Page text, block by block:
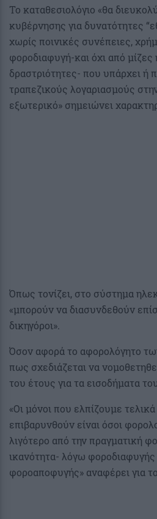
Το καταθεσιολόγιο «θα
κυβέρνησης για δυνατότητες
χωρίς ποινικές συνέπειες,
φοροδιαφυγή-και όχι από
δραστριότητες- που υπάρχει ή
τραπεζικούς λογαριασμούς
εξωτερικό» σημειώνει
Όπως τονίζει, στο σύστημα
«μπορούν να διασυνδεθούν
δικηγόροι».
Όσον αφορά το αφορολόγητο
πως σχεδιάζεται να
του έτους για τα εισοδήματα
«Οι μόνοι που ελπίζουμε
επιβαρυνθούν είναι όσοι
λιγότερο από την πραγματική
ικανότητα- λόγω φοροδιαφυγής
φοροαποφυγής» αναφέρει για